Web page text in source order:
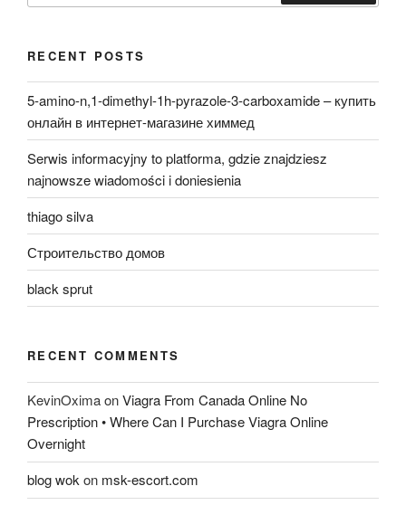
RECENT POSTS
5-amino-n,1-dimethyl-1h-pyrazole-3-carboxamide – купить
онлайн в интернет-магазине химмед
Serwis informacyjny to platforma, gdzie znajdziesz
najnowsze wiadomości i doniesienia
thiago silva
Строительство домов
black sprut
RECENT COMMENTS
KevinOximaonViagra From Canada Online No
Prescription • Where Can I Purchase Viagra Online
Overnight
blog wokon msk-escort.com